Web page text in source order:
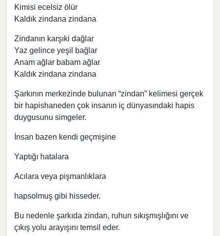
Kimisi ecelsiz ölür
Kaldık zindana zindana
Zindanın karşıki dağlar
Yaz gelince yeşil bağlar
Anam ağlar babam ağlar
Kaldık zindana zindana
Şarkının merkezinde bulunan “zindan” kelimesi gerçek
bir hapishaneden çok insanın iç dünyasındaki hapis
duygusunu simgeler.
İnsan bazen kendi geçmişine
Yaptığı hatalara
Acılara veya pişmanlıklara
hapsolmuş gibi hisseder.
Bu nedenle şarkıda zindan, ruhun sıkışmışlığını ve
çıkış yolu arayışını temsil eder.